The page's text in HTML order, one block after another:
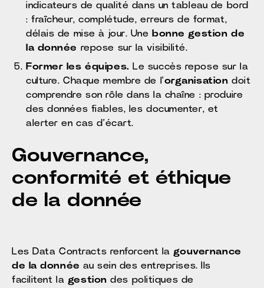
indicateurs de qualité dans un tableau de bord
: fraîcheur, complétude, erreurs de format,
délais de mise à jour. Une bonne gestion de
la donnée repose sur la visibilité.
Former les équipes. Le succès repose sur la
culture. Chaque membre de l’organisation doit
comprendre son rôle dans la chaîne : produire
des données fiables, les documenter, et
alerter en cas d’écart.
Gouvernance,
conformité et éthique
de la donnée
Les Data Contracts renforcent la gouvernance
de la donnée au sein des entreprises. Ils
facilitent la gestion des politiques de